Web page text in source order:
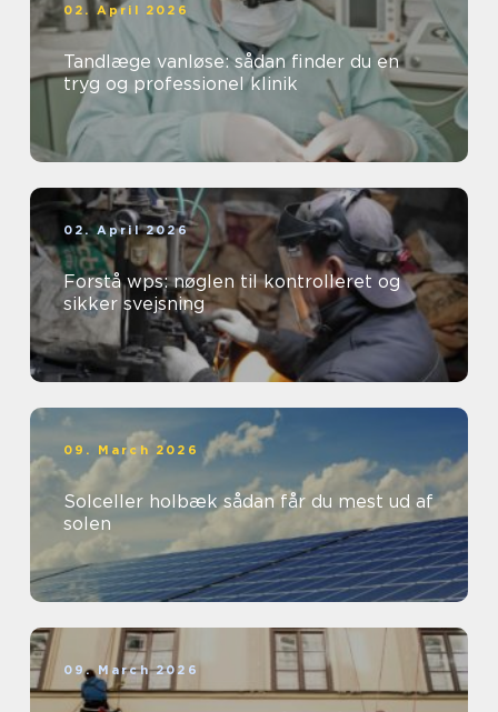
02. April 2026
Tandlæge vanløse: sådan finder du en
tryg og professionel klinik
02. April 2026
Forstå wps: nøglen til kontrolleret og
sikker svejsning
09. March 2026
Solceller holbæk sådan får du mest ud af
solen
09. March 2026